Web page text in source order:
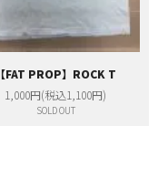
【FAT PROP】ROCK T
1,000円(税込1,100円)
SOLD OUT